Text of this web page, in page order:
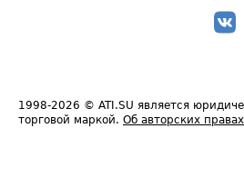
1998-2026 © ATI.SU является
торговой маркой. Об авторских правах